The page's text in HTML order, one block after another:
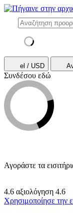
el / USD
Συνδέσου εδώ
Αγοράστε τα
4.6 αξιολόγηση 4.6
Χρησιμοποίησε την